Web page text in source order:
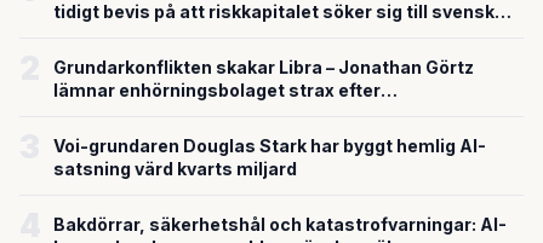
tidigt bevis på att riskkapitalet söker sig till svensk
Grundarkonflikten skakar Libra – Jonathan Görtz
lämnar enhörningsbolaget strax efter
Voi-grundaren Douglas Stark har byggt hemlig AI-
satsning värd kvarts miljard
Bakdörrar, säkerhetshål och katastrofvarningar: AI-